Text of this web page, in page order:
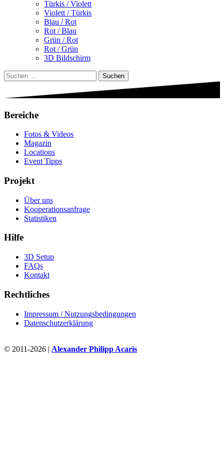
Türkis / Violett
Violett / Türkis
Blau / Rot
Rot / Blau
Grün / Rot
Rot / Grün
3D Bildschirm
Suchen
nach:
Bereiche
Fotos & Videos
Magazin
Locations
Event Tipps
Projekt
Über uns
Kooperationsanfrage
Statistiken
Hilfe
3D Setup
FAQs
Kontakt
Rechtliches
Impressum / Nutzungsbedingungen
Datenschutzerklärung
© 2011-2026 | Alexander Philipp Acaris